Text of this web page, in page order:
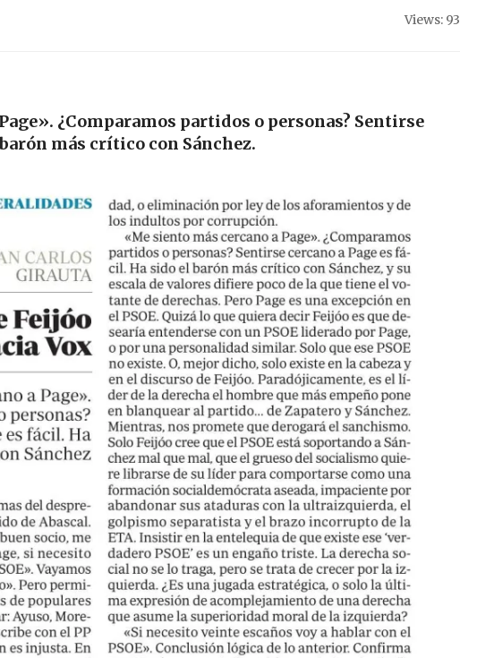
Views: 93
¿Comparamos partidos o personas? Sentirse
más crítico con Sánchez.